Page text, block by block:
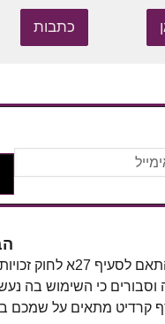
כתבות
התשס"ח–2007.
וסבורים כי השימוש בה
קרדיט מתאים על שמכם